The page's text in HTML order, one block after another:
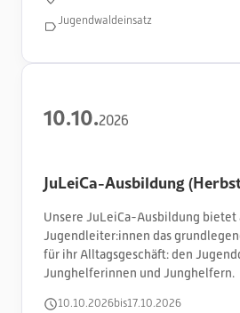
Jugendwaldeinsatz
10.10.2026
JuLeiCa-Ausbildung
Unsere JuLeiCa-Ausbildung bietet
Jugendleiter:innen das
für ihr Alltagsgeschäft: den
Junghelferinnen und Junghelfern.
10.10.2026bis17.10.2026